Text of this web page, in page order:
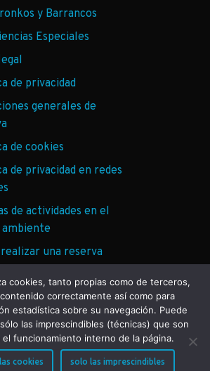
y Barrancos
Especiales
de privacidad
generales de
de cookies
de privacidad en redes
de actividades en el
ambiente
una reserva
Y BARRANCOS 2026
cookies, tanto propias como de terceros,
correctamente así como para
estadística sobre su navegación. Puede
las imprescindibles (técnicas) que son
el funcionamiento interno de la página.
cookies solo las imprescindibles